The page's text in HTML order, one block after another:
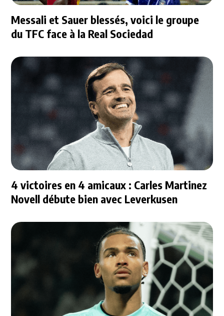
Messali et Sauer blessés, voici le groupe
du TFC face à la Real Sociedad
4 victoires en 4 amicaux : Carles Martinez
Novell débute bien avec Leverkusen